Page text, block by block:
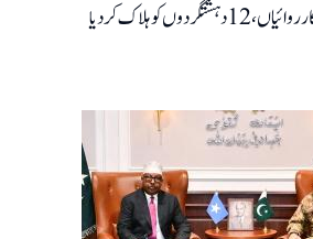
کو ہلاک کردیا